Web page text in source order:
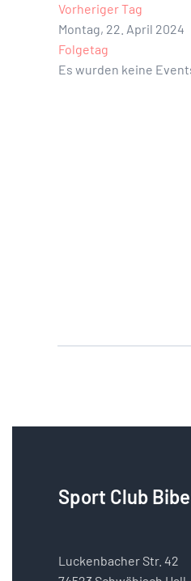
Vorheriger Tag
Montag, 22. April 2024
Folgetag
Es wurden keine
Sport Club
Luckenbacher Str. 42